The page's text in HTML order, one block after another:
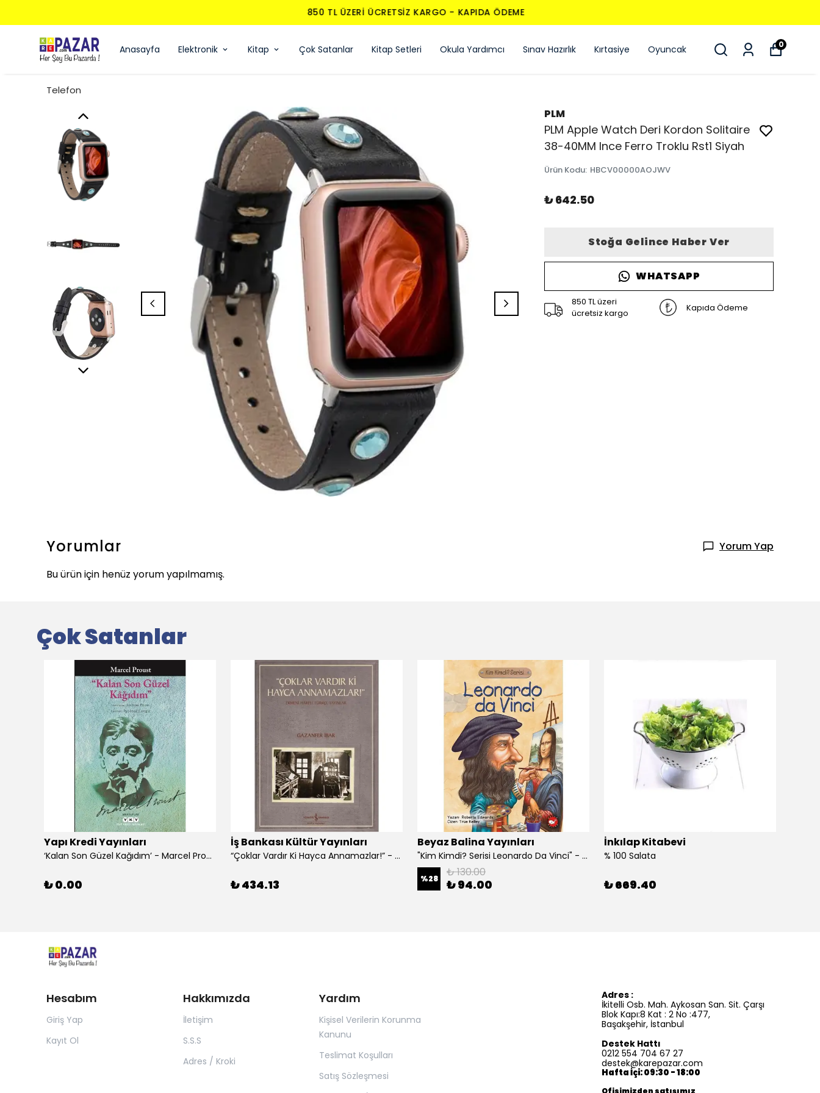
850 TL ÜZERI ÜCRETSIZ KARGO - KAPIDA ÖDEME
Anasayfa Elektronik Kitap Çok Satanlar Kitap Setleri Okula Yardımcı Sınav Hazırlık Kırtasiye Oyuncak 0
Telefon
PLM
PLM Apple Watch Deri Kordon Solitaire
38-40MM Ince Ferro Troklu Rst1 Siyah
Ürün Kodu: HBCV00000AOJWV
₺ 642.50
Stoğa Gelince Haber Ver
WHATSAPP
850 TL üzeri
ücretsiz kargo
Kapıda Ödeme
Yorumlar
Yorum Yap
Bu ürün için henüz yorum yapılmamış.
Çok Satanlar
Yapı Kredi Yayınları
‘Kalan Son Güzel Kağıdım’ - Marcel Proust
₺ 0.00
İş Bankası Kültür Yayınları
“Çoklar Vardır Ki Hayca Annamazlar!” - Gazanfer İbar
₺ 434.13
Beyaz Balina Yayınları
"Kim Kimdi? Serisi Leonardo Da Vinci" - Roberta Edwards
%28 ₺ 130.00
₺ 94.00
İnkılap Kitabevi
% 100 Salata
₺ 669.40
Hesabım
Giriş Yap
Kayıt Ol
Hakkımızda
İletişim
S.S.S
Adres / Kroki
Yardım
Kişisel Verilerin Korunma
Kanunu
Teslimat Koşulları
Satış Sözleşmesi
Adres :
İkitelli Osb. Mah. Aykosan San. Sit. Çarşı
Blok Kapı:8 Kat : 2 No :477,
Başakşehir, İstanbul
Destek Hattı
0212 554 704 67 27
destek@karepazar.com
Hafta İçi: 09:30 - 18:00
Ofisimizden satışımız